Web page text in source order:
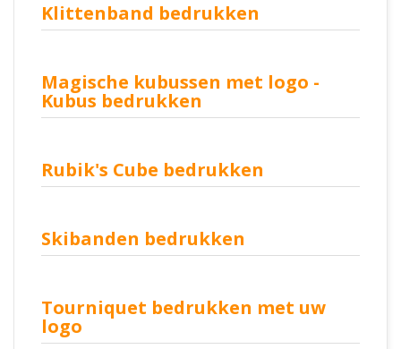
Klittenband bedrukken
Magische kubussen met logo -
Kubus bedrukken
Rubik's Cube bedrukken
Skibanden bedrukken
Tourniquet bedrukken met uw
logo